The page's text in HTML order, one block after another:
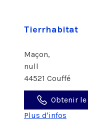
Tierrhabitat
Maçon,
null
44521 Couffé
Obtenir
Plus d'infos